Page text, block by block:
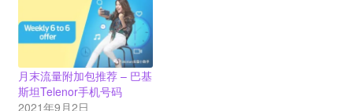
月末流量附加包推荐 – 巴基
斯坦Telenor手机号码
2021年9月2日